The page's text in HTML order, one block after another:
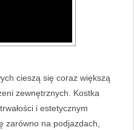
cieszą się coraz większą
zewnętrznych. Kostka
i estetycznym
zarówno na podjazdach,